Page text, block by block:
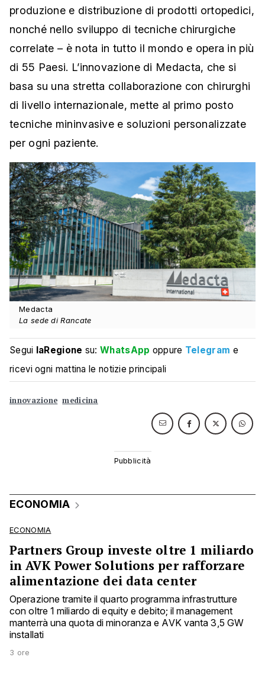
produzione e distribuzione di prodotti ortopedici,
nonché nello sviluppo di tecniche chirurgiche
correlate – è nota in tutto il mondo e opera in più
di 55 Paesi. L’innovazione di Medacta, che si
basa su una stretta collaborazione con chirurghi
di livello internazionale, mette al primo posto
tecniche mininvasive e soluzioni personalizzate
per ogni paziente.
Medacta
La sede di Rancate
Segui laRegione su:WhatsApp oppure Telegram e
ricevi ogni mattina le notizie principali
innovazione medicina
ECONOMIA
ECONOMIA
Partners Group investe oltre 1 miliardo
in AVK Power Solutions per rafforzare
alimentazione dei data center
Operazione tramite il quarto programma infrastrutture
con oltre 1 miliardo di equity e debito; il management
manterrà una quota di minoranza e AVK vanta 3,5 GW
installati
3 ore